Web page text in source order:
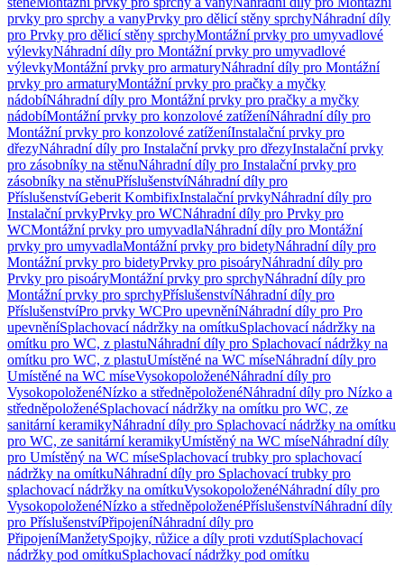
prvky pro sprchy a vanyPrvky pro dělicí stěny sprchyNáhradní díly
pro Prvky pro dělicí stěny sprchyMontážní prvky pro umyvadlové
výlevkyNáhradní díly pro Montážní prvky pro umyvadlové
výlevkyMontážní prvky pro armaturyNáhradní díly pro Montážní
prvky pro armaturyMontážní prvky pro pračky a myčky
nádobíNáhradní díly pro Montážní prvky pro pračky a myčky
nádobíMontážní prvky pro konzolové zatíženíNáhradní díly pro
Montážní prvky pro konzolové zatíženíInstalační prvky pro
dřezyNáhradní díly pro Instalační prvky pro dřezyInstalační prvky
pro zásobníky na stěnuNáhradní díly pro Instalační prvky pro
zásobníky na stěnuPříslušenstvíNáhradní díly pro
PříslušenstvíGeberit KombifixInstalační prvkyNáhradní díly pro
Instalační prvkyPrvky pro WCNáhradní díly pro Prvky pro
WCMontážní prvky pro umyvadlaNáhradní díly pro Montážní
prvky pro umyvadlaMontážní prvky pro bidetyNáhradní díly pro
Montážní prvky pro bidetyPrvky pro pisoáryNáhradní díly pro
Prvky pro pisoáryMontážní prvky pro sprchyNáhradní díly pro
Montážní prvky pro sprchyPříslušenstvíNáhradní díly pro
PříslušenstvíPro prvky WCPro upevněníNáhradní díly pro Pro
upevněníSplachovací nádržky na omítkuSplachovací nádržky na
omítku pro WC, z plastuNáhradní díly pro Splachovací nádržky na
omítku pro WC, z plastuUmístěné na WC míseNáhradní díly pro
Umístěné na WC míseVysokopoloženéNáhradní díly pro
VysokopoloženéNízko a středněpoloženéNáhradní díly pro Nízko a
středněpoloženéSplachovací nádržky na omítku pro WC, ze
sanitární keramikyNáhradní díly pro Splachovací nádržky na omítku
pro WC, ze sanitární keramikyUmístěný na WC míseNáhradní díly
pro Umístěný na WC míseSplachovací trubky pro splachovací
nádržky na omítkuNáhradní díly pro Splachovací trubky pro
splachovací nádržky na omítkuVysokopoloženéNáhradní díly pro
VysokopoloženéNízko a středněpoloženéPříslušenstvíNáhradní díly
pro PříslušenstvíPřipojeníNáhradní díly pro
PřipojeníManžetySpojky, růžice a díly proti vzdutíSplachovací
nádržky pod omítkuSplachovací nádržky pod omítku